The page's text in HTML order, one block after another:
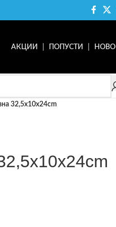
АКЦИИ ПОПУСТИ НОВО
32,5x10x24cm